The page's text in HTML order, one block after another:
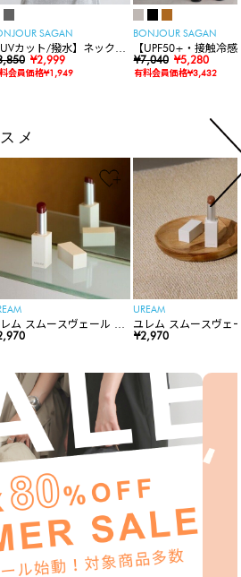
SAGAN
UVカット/撥水】ネックカ
付きワイドリムハット
¥2,999
会員価格¥1,949
BONJOUR SAGAN
【UPF50+・接触冷感
水】【水陸両用】ラ
ードロンパース
¥7,040 ¥5,280
有料会員価格¥3,432
メ
ム スムースヴェール リ
スティック
UREAM
ユレム スムースヴェ
ップスティック
¥2,970